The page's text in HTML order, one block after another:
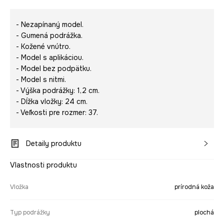
- Nezapínaný model.
- Gumená podrážka.
- Kožené vnútro.
- Model s aplikáciou.
- Model bez podpätku.
- Model s nitmi.
- Výška podrážky: 1,2 cm.
- Dĺžka vložky: 24 cm.
- Veľkosti pre rozmer: 37.
Detaily produktu
Vlastnosti produktu
Vložka prírodná koža
Typ podrážky plochá